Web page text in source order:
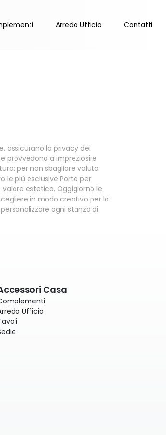
Arredo Ufficio Contatti
assicurano la privacy dei
provvedono a impreziosire
per non sbagliare valuta
le più esclusive Porte per
estetico. Oggigiorno le
in modo creativo per la
ogni stanza di
Casa
Ufficio